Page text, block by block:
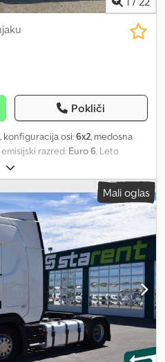
Pokliči
, konfiguracija osi:6x2, medosna
emisijski razred: Euro 6, Leto
naprava, parkirni grelec,
šasija Scania 6×2 XT 460, Euro
kabina, samodejni menjalnik
AEB, zadnje pnevmatsko
os 9000 kg, samodejna klima, 3
rotirni plošči Copma 360 s 6
PLE 30 m, proporcionalni
daljinskim upravljanjem, 4
trosmerna kiper nadgradnja iz
iz TR5 zlitine 5,60 x 2,55 m,
180 % in zakon Sabatini. Opomba:
v tem oglasu, so informativni
Priporočamo, da se za
nadgradenj in značilnosti
Mali oglas